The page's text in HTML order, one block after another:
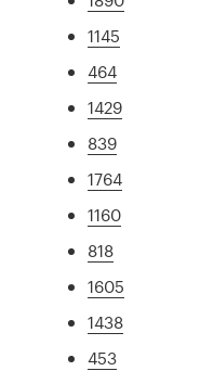
1145
464
1429
839
1764
1160
818
1605
1438
453